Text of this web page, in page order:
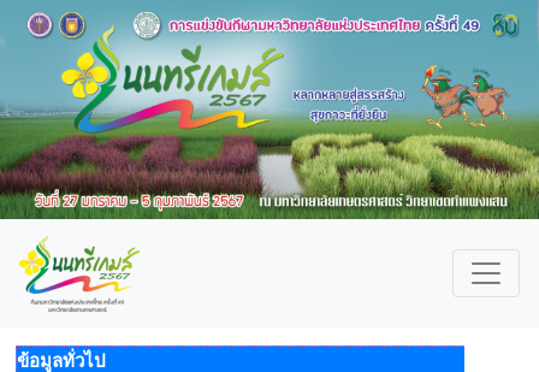
ข้อมูลทั่วไป